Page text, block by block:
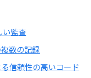
い監査
数の記録
信頼性の高いコード